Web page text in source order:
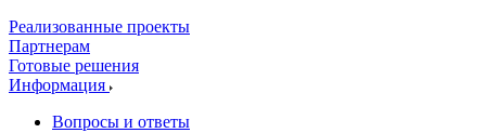
Реализованные проекты
Партнерам
Готовые решения
Информация
Вопросы и ответы